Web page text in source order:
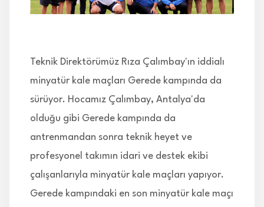
Teknik Direktörümüz Rıza Çalımbay'ın iddialı
minyatür kale maçları Gerede kampında da
sürüyor. Hocamız Çalımbay, Antalya'da
olduğu gibi Gerede kampında da
antrenmandan sonra teknik heyet ve
profesyonel takımın idari ve destek ekibi
çalışanlarıyla minyatür kale maçları yapıyor.
Gerede kampındaki en son minyatür kale maçı